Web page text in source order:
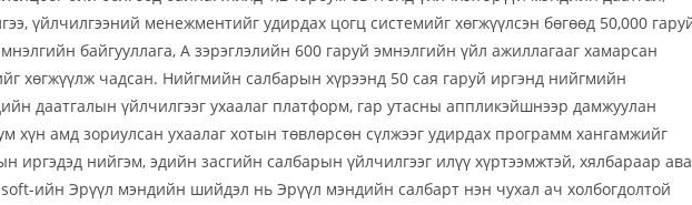
үйлчилгээний менежментийг удирдах цогц системийг хөгжүүлсэн бөгөөд 50,000
байгууллага, А зэрэглэлийн 600 гаруй эмнэлгийн үйл ажиллагааг хамарсан
хөгжүүлж чадсан. Нийгмийн салбарын хүрээнд 50 сая гаруй иргэнд нийгмийн
даатгалын үйлчилгээг ухаалаг платформ, гар утасны аппликэйшнээр дамжуулан
хүн амд зориулсан ухаалаг хотын төвлөрсөн сүлжээг удирдах программ хангамжийг
иргэдэд нийгэм, эдийн засгийн салбарын үйлчилгээг илүү хүртээмжтэй, хялбараар
ийн Эрүүл мэндийн шийдэл нь Эрүүл мэндийн салбарт нэн чухал ач холбогдолтой